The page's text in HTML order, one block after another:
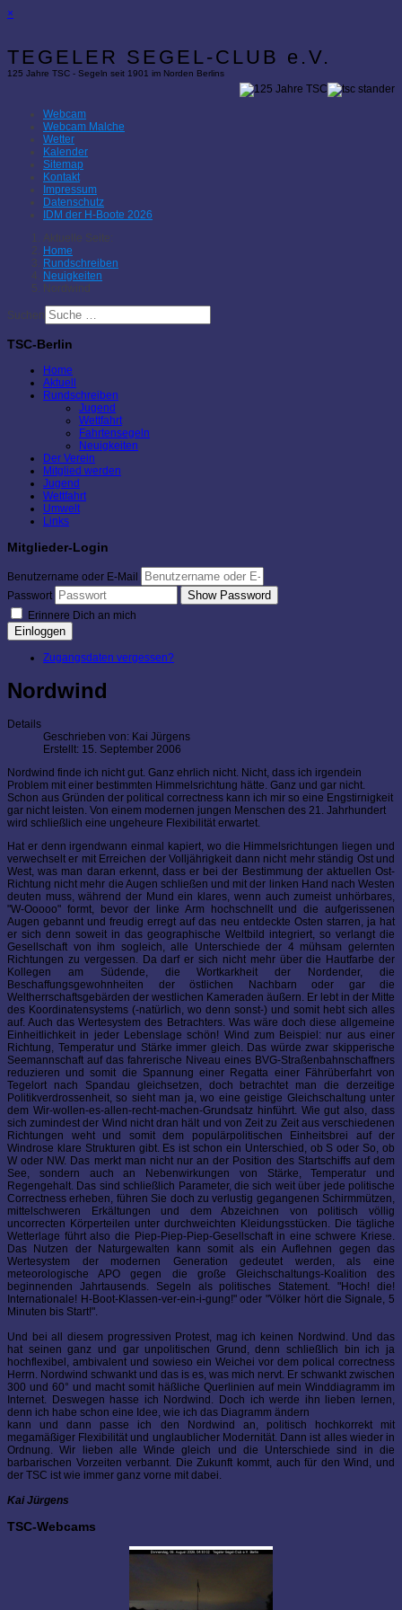
×
TEGELER SEGEL-CLUB e.V.
125 Jahre TSC - Segeln seit 1901 im Norden Berlins
Webcam
Webcam Malche
Wetter
Kalender
Sitemap
Kontakt
Impressum
Datenschutz
IDM der H-Boote 2026
Aktuelle Seite:
Home
Rundschreiben
Neuigkeiten
Nordwind
Suchen
TSC-Berlin
Home
Aktuell
Rundschreiben
Jugend
Wettfahrt
Fahrtensegeln
Neuigkeiten
Der Verein
Mitglied werden
Jugend
Wettfahrt
Umwelt
Links
Mitglieder-Login
Benutzername oder E-Mail
Passwort
Show Password
Erinnere Dich an mich
Einloggen
Zugangsdaten vergessen?
Nordwind
Details
Geschrieben von: Kai Jürgens
Erstellt: 15. September 2006
Nordwind finde ich nicht gut. Ganz ehrlich nicht. Nicht, dass ich irgendein
Problem mit einer bestimmten Himmelsrichtung hätte. Ganz und gar nicht.
Schon aus Gründen der political correctness kann ich mir so eine Engstirnigkeit
gar nicht leisten. Von einem modernen jungen Menschen des 21. Jahrhundert
wird schließlich eine ungeheure Flexibilität erwartet.
Hat er denn irgendwann einmal kapiert, wo die Himmelsrichtungen liegen und
verwechselt er mit Erreichen der Volljährigkeit dann nicht mehr ständig Ost und
West, was man daran erkennt, dass er bei der Bestimmung der aktuellen Ost-
Richtung nicht mehr die Augen schließen und mit der linken Hand nach Westen
deuten muss, während der Mund ein klares, wenn auch zumeist unhörbares,
"W-Ooooo" formt, bevor der linke Arm hochschnellt und die aufgerissenen
Augen gebannt und freudig erregt auf das neu entdeckte Osten starren, ja hat
er sich denn soweit in das geographische Weltbild integriert, so verlangt die
Gesellschaft von ihm sogleich, alle Unterschiede der 4 mühsam gelernten
Richtungen zu vergessen. Da darf er sich nicht mehr über die Hautfarbe der
Kollegen am Südende, die Wortkarkheit der Nordender, die
Beschaffungsgewohnheiten der östlichen Nachbarn oder gar die
Weltherrschaftsgebärden der westlichen Kameraden äußern. Er lebt in der Mitte
des Koordinatensystems (-natürlich, wo denn sonst-) und somit hebt sich alles
auf. Auch das Wertesystem des Betrachters. Was wäre doch diese allgemeine
Einheitlichkeit in jeder Lebenslage schön! Wind zum Beispiel: nur aus einer
Richtung, Temperatur und Stärke immer gleich. Das würde zwar skipperische
Seemannschaft auf das fahrerische Niveau eines BVG-Straßenbahnschaffners
reduzieren und somit die Spannung einer Regatta einer Fährüberfahrt von
Tegelort nach Spandau gleichsetzen, doch betrachtet man die derzeitige
Politikverdrossenheit, so sieht man ja, wo eine geistige Gleichschaltung unter
dem Wir-wollen-es-allen-recht-machen-Grundsatz hinführt. Wie gut also, dass
sich zumindest der Wind nicht dran hält und von Zeit zu Zeit aus verschiedenen
Richtungen weht und somit dem populärpolitischen Einheitsbrei auf der
Windrose klare Strukturen gibt. Es ist schon ein Unterschied, ob S oder So, ob
W oder NW. Das merkt man nicht nur an der Position des Startschiffs auf dem
See, sondern auch an Nebenwirkungen von Stärke, Temperatur und
Regengehalt. Das sind schließlich Parameter, die sich weit über jede politische
Correctness erheben, führen Sie doch zu verlustig gegangenen Schirmmützen,
mittelschweren Erkältungen und dem Abzeichnen von politisch völlig
uncorrecten Körperteilen unter durchweichten Kleidungsstücken. Die tägliche
Wetterlage führt also die Piep-Piep-Piep-Gesellschaft in eine schwere Kriese.
Das Nutzen der Naturgewalten kann somit als ein Auflehnen gegen das
Wertesystem der modernen Generation gedeutet werden, als eine
meteorologische APO gegen die große Gleichschaltungs-Koalition des
beginnenden Jahrtausends. Segeln als politisches Statement. "Hoch! die!
Internationale! H-Boot-Klassen-ver-ein-i-gung!" oder "Völker hört die Signale, 5
Minuten bis Start!".
Und bei all diesem progressiven Protest, mag ich keinen Nordwind. Und das
hat seinen ganz und gar unpolitischen Grund, denn schließlich bin ich ja
hochflexibel, ambivalent und sowieso ein Weichei vor dem polical correctness
Herrn. Nordwind schwankt und das is es, was mich nervt. Er schwankt zwischen
300 und 60° und macht somit häßliche Querlinien auf mein Winddiagramm im
Internet. Deswegen hasse ich Nordwind. Doch ich werde ihn lieben lernen,
denn ich habe schon eine Idee, wie ich das Diagramm ändern
kann und dann passe ich den Nordwind an, politisch hochkorrekt mit
megamäßiger Flexibilität und unglaublicher Modernität. Dann ist alles wieder in
Ordnung. Wir lieben alle Winde gleich und die Unterschiede sind in die
barbarischen Vorzeiten verbannt. Die Zukunft kommt, auch für den Wind, und
der TSC ist wie immer ganz vorne mit dabei.
Kai Jürgens
TSC-Webcams